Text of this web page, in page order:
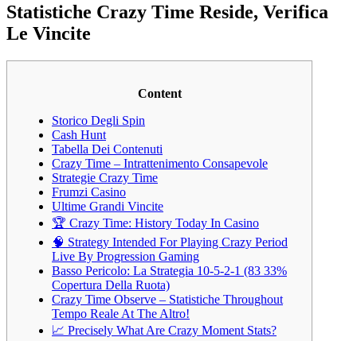
Statistiche Crazy Time Reside, Verifica
Le Vincite
Content
Storico Degli Spin
Cash Hunt
Tabella Dei Contenuti
Crazy Time – Intrattenimento Consapevole
Strategie Crazy Time
Frumzi Casino
Ultime Grandi Vincite
🏆 Crazy Time: History Today In Casino
🧠 Strategy Intended For Playing Crazy Period
Live By Progression Gaming
Basso Pericolo: La Strategia 10-5-2-1 (83 33%
Copertura Della Ruota)
Crazy Time Observe – Statistiche Throughout
Tempo Reale At The Altro!
📈 Precisely What Are Crazy Moment Stats?